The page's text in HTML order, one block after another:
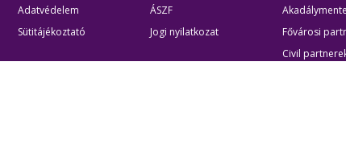
Adatvédelem
ÁSZF
Sütitájékoztató
Jogi nyilatkozat
Fővárosi
Civil